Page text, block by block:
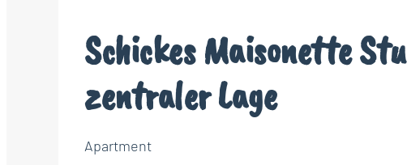
Schickes Maisonette
zentraler Lage
Apartment